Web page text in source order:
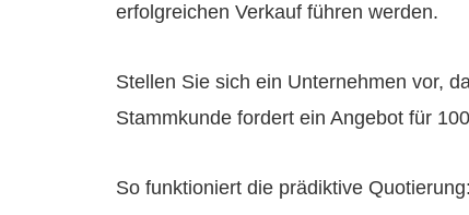
erfolgreichen Verkauf führen werden.
Stellen Sie sich ein Unternehmen vor,
Stammkunde fordert ein Angebot für
So funktioniert die prädiktive Quotierung: